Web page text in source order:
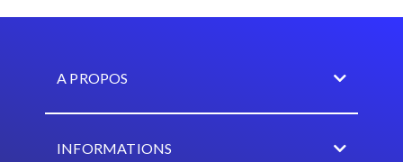
A PROPOS
INFORMATIONS